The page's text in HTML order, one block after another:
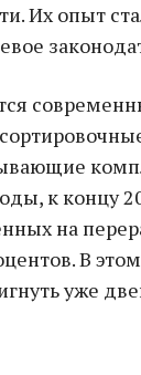
Их опыт
к концу
на
В
уже